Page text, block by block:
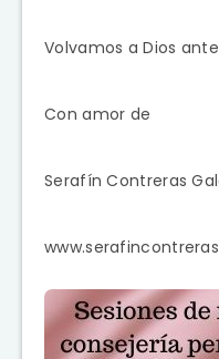
Volvamos a Dios
Con amor de
Serafín Contreras